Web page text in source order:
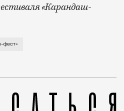
«Карандаш-
Старица в
фест»